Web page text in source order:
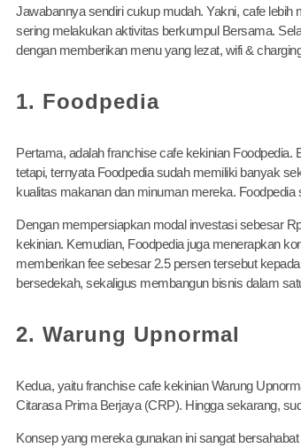
Jawabannya sendiri cukup mudah. Yakni, cafe
sering melakukan aktivitas berkumpul Bersama.
dengan memberikan menu yang lezat, wifi &
1. Foodpedia
Pertama, adalah franchise cafe kekinian
tetapi, ternyata Foodpedia sudah memiliki banyak
kualitas makanan dan minuman mereka.
Dengan mempersiapkan modal investasi sebesar
kekinian. Kemudian, Foodpedia juga menerapkan
memberikan fee sebesar 2.5 persen tersebut
bersedekah, sekaligus membangun bisnis dalam
2. Warung Upnormal
Kedua, yaitu franchise cafe kekinian Warung
Citarasa Prima Berjaya (CRP). Hingga sekarang,
Konsep yang mereka gunakan ini sangat